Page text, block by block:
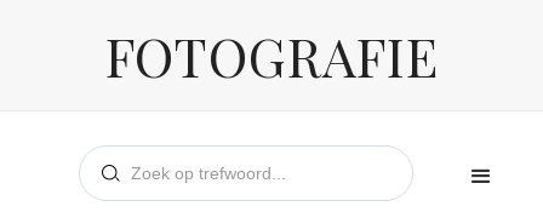
FOTOGRAFIE